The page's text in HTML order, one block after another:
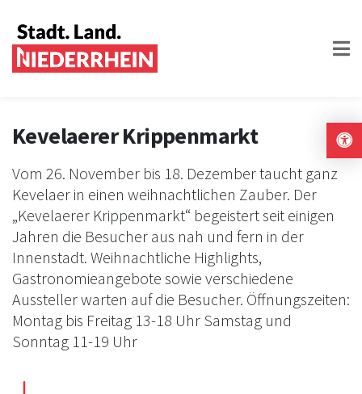
Kevelaerer Krippenmarkt
Vom 26. November bis 18. Dezember taucht ganz
Kevelaer in einen weihnachtlichen Zauber. Der
„Kevelaerer Krippenmarkt“ begeistert seit einigen
Jahren die Besucher aus nah und fern in der
Innenstadt. Weihnachtliche Highlights,
Gastronomieangebote sowie verschiedene
Aussteller warten auf die Besucher. Öffnungszeiten:
Montag bis Freitag 13-18 Uhr Samstag und
Sonntag 11-19 Uhr